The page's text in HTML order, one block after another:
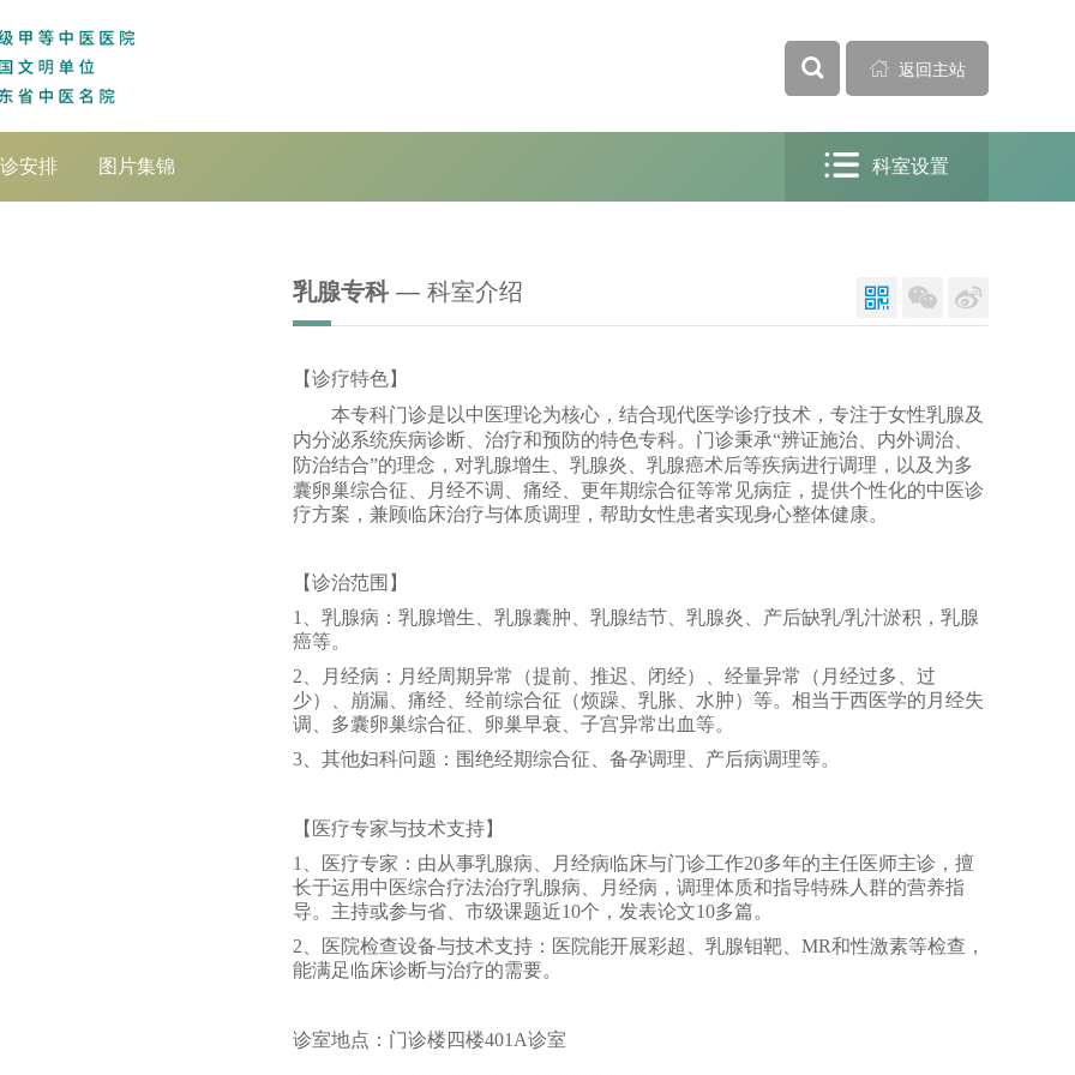

  返回主站
安排 图片集锦  科室设置
乳腺专科 — 科室介绍   
【诊疗特色】
本专科门诊是以中医理论为核心，结合现代医学诊疗技术，专注于女性乳腺及
内分泌系统疾病诊断、治疗和预防的特色专科。门诊秉承“辨证施治、内外调治、
防治结合”的理念，对乳腺增生、乳腺炎、乳腺癌术后等疾病进行调理，以及 为多
囊卵巢综合征、月经不调、痛经、更年期综合征等常见病症，提供个性化的中医诊
疗方案，兼顾临床治疗与体质调理，帮助女性患者实现身心整体健康。
【诊治范围 】
1、 乳腺病 ： 乳腺增生、乳腺囊肿、乳腺结节、乳腺炎 产后缺乳/乳汁淤积 ，乳腺
癌等。
2
月经病 ： 月经周期异常（提前、推迟、闭经）
经量异常（月经过多、过
少）
崩漏 痛经 经前综合征（烦躁、乳胀、水肿） 等。相当于西医学的 月经失
调
多囊卵巢综合征、卵巢早衰、 子宫异常出血 等。
3
其他妇科问题 ：围绝经期综合征 备孕调理 产后病调理等。
【 医疗专家与技术支持】
1、
医疗专家：由从事乳腺病 、月经病临床与门诊工作20多年的主任医师主诊 ， 擅
长于运用中医综合疗法治疗乳腺病 、月经病 ，调理体质和指导特殊人群的营养指
导。主持或参与省、市级课题近10个， 发表论文10多篇。
2、医院检查设备与技术支持： 医院能开展彩超、乳腺钼靶、 MR和性激素等检查 ，
能满足临床诊断与治疗的需要。
诊室地点：门诊楼四楼401A诊室